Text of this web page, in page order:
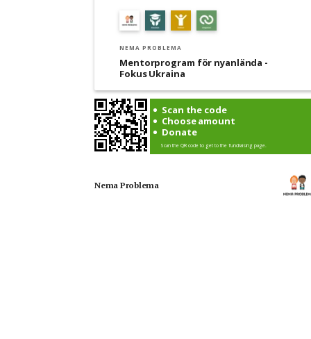
NEMA PROBLEMA
Mentorprogram för nyanlända -
Fokus Ukraina
Scan the code
Choose amount
Donate
Scan the QR code to get to the fundraising page.
Nema Problema